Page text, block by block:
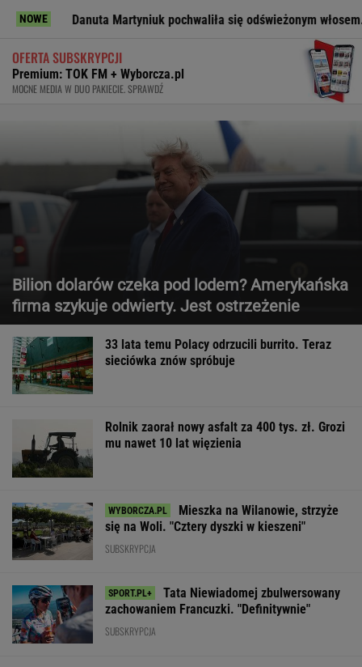
NOWE
Martyniuk pochwaliła się odświeżonym włosem. Stylista
OFERTA SUBSKRYPCJI
Premium: TOK FM + Wyborcza.pl
MOCNE MEDIA W DUO PAKIECIE. SPRAWDŹ
Bilion dolarów czeka pod lodem? Amerykańska
firma szykuje odwierty. Jest ostrzeżenie
33 lata temu Polacy odrzucili burrito. Teraz
sieciówka znów spróbuje
Rolnik zaorał nowy asfalt za 400 tys. zł. Grozi
mu nawet 10 lat więzienia
Mieszka na Wilanowie, strzyże
się na Woli. "Cztery dyszki w kieszeni"
SUBSKRYPCJA
Tata Niewiadomej zbulwersowany
zachowaniem Francuzki. "Definitywnie"
SUBSKRYPCJA